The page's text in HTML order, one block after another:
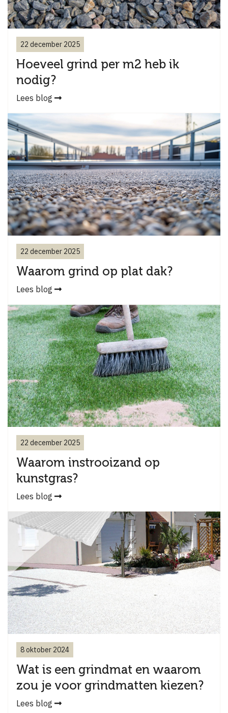
22 december 2025
Hoeveel grind per m2 heb ik
nodig?
Lees blog
22 december 2025
Waarom grind op plat dak?
Lees blog
22 december 2025
Waarom instrooizand op
kunstgras?
Lees blog
8 oktober 2024
Wat is een grindmat en waarom
zou je voor grindmatten kiezen?
Lees blog